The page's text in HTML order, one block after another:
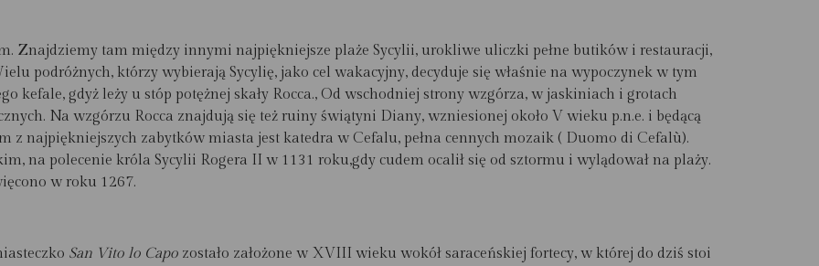
Znajdziemy tam między innymi najpiękniejsze plaże Sycylii, urokliwe uliczki pełne butików i restauracji,
podróżnych, którzy wybierają Sycylię, jako cel wakacyjny, decyduje się właśnie na wypoczynek w tym
kefale, gdyż leży u stóp potężnej skały Rocca., Od wschodniej strony wzgórza, w jaskiniach i grotach
Na wzgórzu Rocca znajdują się też ruiny świątyni Diany, wzniesionej około V wieku p.n.e. i będącą
z najpiękniejszych zabytków miasta jest katedra w Cefalu, pełna cennych mozaik ( Duomo di Cefalù).
na polecenie króla Sycylii Rogera II w 1131 roku,gdy cudem ocalił się od sztormu i wylądował na plaży.
w roku 1267.
San Vito lo Capo zostało założone w XVIII wieku wokół saraceńskiej fortecy, w której do dziś stoi